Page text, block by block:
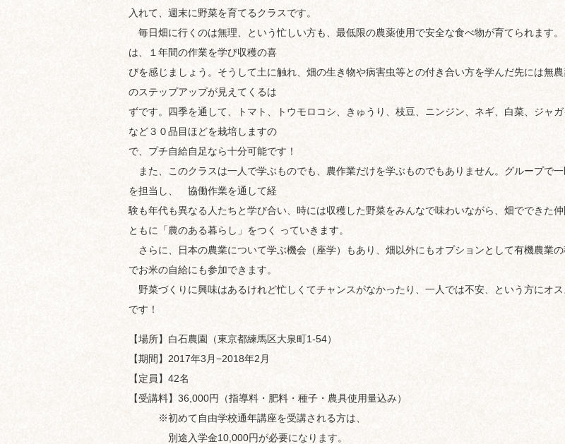
入れて、週末に野菜を育てるクラスです。
毎日畑に行くのは無理、という忙しい方も、最低限の農薬使用で安全な食べ物が育てられます
は、１年間の作業を学び収穫の喜
びを感じましょう。そうして土に触れ、畑の生き物や病害虫等との付き合い方を学んだ先には無
のステップアップが見えてくるは
ずです。四季を通して、トマト、トウモロコシ、きゅうり、枝豆、ニンジン、ネギ、白菜、ジャガ
など３０品目ほどを栽培しますの
で、プチ自給自足なら十分可能です！
また、このクラスは一人で学ぶものでも、農作業だけを学ぶものでもありません。グループで
を担当し、 協働作業を通して経
験も年代も異なる人たちと学び合い、時には収穫した野菜をみんなで味わいながら、畑でできた仲
ともに「農のある暮らし」をつく っていきます。
さらに、日本の農業について学ぶ機会（座学）もあり、畑以外にもオプションとして有機農業
でお米の自給にも参加できます。
野菜づくりに興味はあるけれど忙しくてチャンスがなかったり、一人では不安、という方にオス
です！
【場所】白石農園（東京都練馬区大泉町1-54）
【期間】2017年3月−2018年2月
【定員】42名
【受講料】36,000円（指導料・肥料・種子・農具使用量込み）
※初めて自由学校通年講座を受講される方は、
別途入学金10,000円が必要になります。